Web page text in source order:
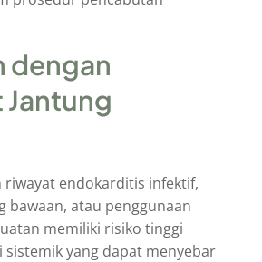
dengan
Jantung
riwayat endokarditis infektif,
bawaan, atau penggunaan
memiliki risiko tinggi
yang dapat menyebar